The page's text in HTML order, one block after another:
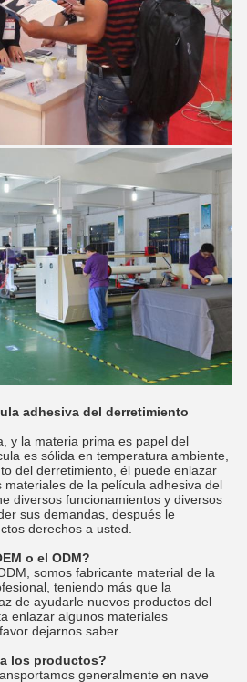
adhesiva del derretimiento
y la materia prima es papel del
es sólida en temperatura ambiente,
del derretimiento, él puede enlazar
de la película adhesiva del
diversos funcionamientos y diversos
sus demandas, después le
derechos a usted.
o el ODM?
somos fabricante material de la
teniendo más que la
de ayudarle nuevos productos del
enlazar algunos materiales
dejarnos saber.
los productos?
generalmente en nave